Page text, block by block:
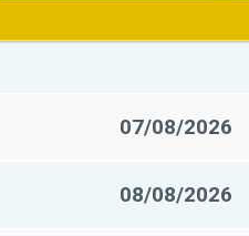
07/08/2026
08/08/2026